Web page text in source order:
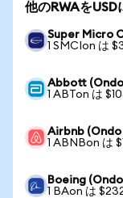
他のRWAをUSD
Super Micro
1 SMCIon は
Abbott (Ondo
1 ABTon は
Airbnb (Ondo
1 ABNBon は
Boeing
1 BAon は